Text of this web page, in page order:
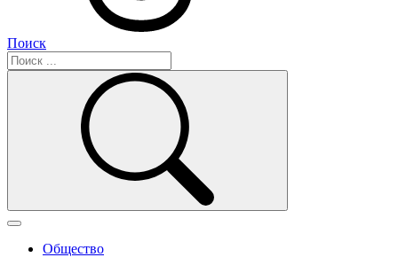
Поиск
Общество